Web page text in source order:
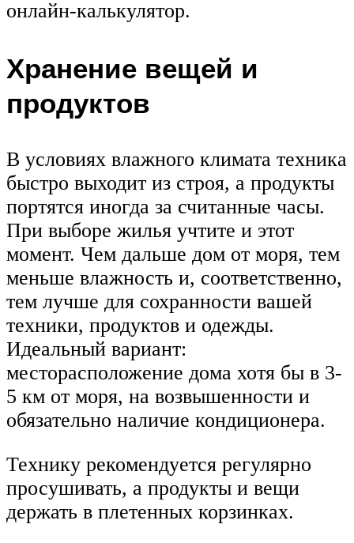
онлайн-калькулятор.
Хранение вещей и
продуктов
В условиях влажного климата техника
быстро выходит из строя, а продукты
портятся иногда за считанные часы.
При выборе жилья учтите и этот
момент. Чем дальше дом от моря, тем
меньше влажность и, соответственно,
тем лучше для сохранности вашей
техники, продуктов и одежды.
Идеальный вариант:
месторасположение дома хотя бы в 3-
5 км от моря, на возвышенности и
обязательно наличие кондиционера.
Технику рекомендуется регулярно
просушивать, а продукты и вещи
держать в плетенных корзинках.